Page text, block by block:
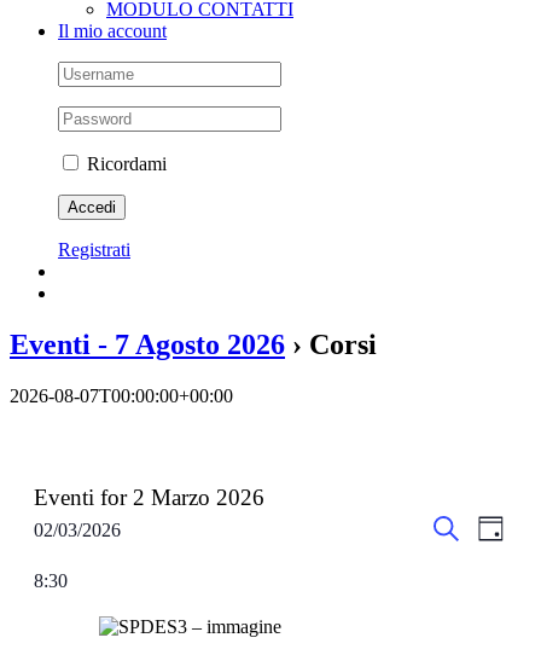
MODULO CONTATTI
Il mio account
Ricordami
Registrati
Eventi - 7 Agosto 2026 › Corsi
2026-08-07T00:00:00+00:00
Eventi for 2 Marzo 2026
Eventi
Viste
Giorno
02/03/2026
la
data.
8:30